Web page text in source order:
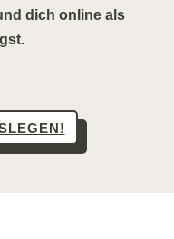
dich online als